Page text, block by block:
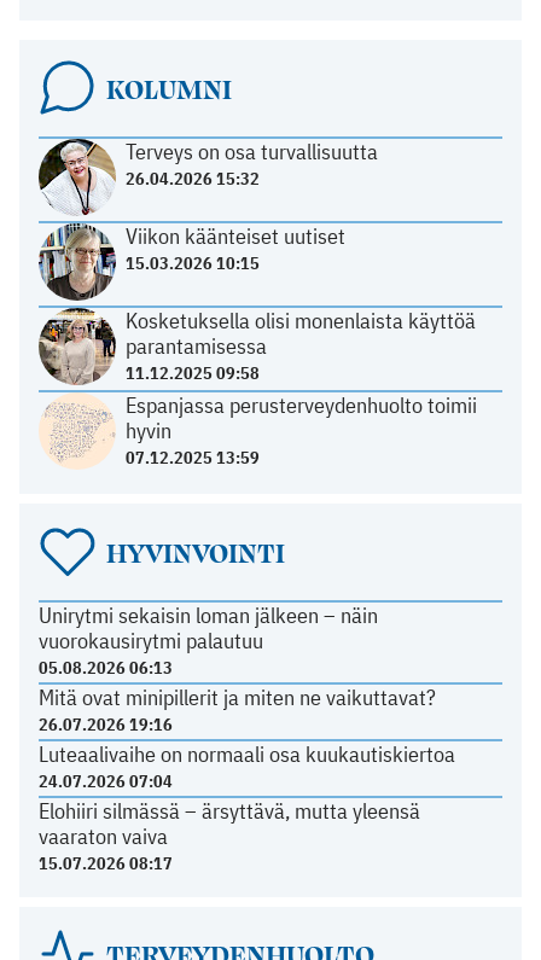
KOLUMNI
Terveys on osa turvallisuutta
26.04.2026 15:32
Viikon käänteiset uutiset
15.03.2026 10:15
Kosketuksella olisi monenlaista käyttöä
parantamisessa
11.12.2025 09:58
Espanjassa perusterveydenhuolto toimii
hyvin
07.12.2025 13:59
HYVINVOINTI
Unirytmi sekaisin loman jälkeen – näin
vuorokausirytmi palautuu
05.08.2026 06:13
Mitä ovat minipillerit ja miten ne vaikuttavat?
26.07.2026 19:16
Luteaalivaihe on normaali osa kuukautiskiertoa
24.07.2026 07:04
Elohiiri silmässä – ärsyttävä, mutta yleensä
vaaraton vaiva
15.07.2026 08:17